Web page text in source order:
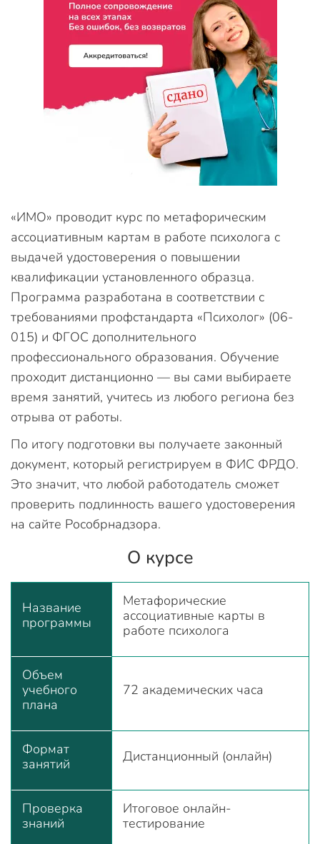
«ИМО» проводит курс по метафорическим
ассоциативным картам в работе психолога с
выдачей удостоверения о повышении
квалификации установленного образца.
Программа разработана в соответствии с
требованиями профстандарта «Психолог» (06-
015) и ФГОС дополнительного
профессионального образования. Обучение
проходит дистанционно — вы сами выбираете
время занятий, учитесь из любого региона без
отрыва от работы.
По итогу подготовки вы получаете законный
документ, который регистрируем в ФИС ФРДО.
Это значит, что любой работодатель сможет
проверить подлинность вашего удостоверения
на сайте Рособрнадзора.
О курсе
Название
программы
Метафорические
ассоциативные карты в
работе психолога
Объем
учебного
плана
72 академических часа
Формат
занятий
Дистанционный (онлайн)
Проверка
знаний
Итоговое онлайн-
тестирование